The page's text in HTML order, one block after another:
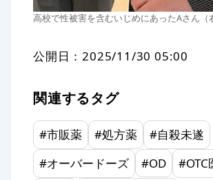
高校で性被害を含むいじめにあったAさん（
公開日：2025/11/30 05:00
関連するタグ
#市販薬 #処方薬 #自殺未遂
#オーバードーズ #OD #OTC